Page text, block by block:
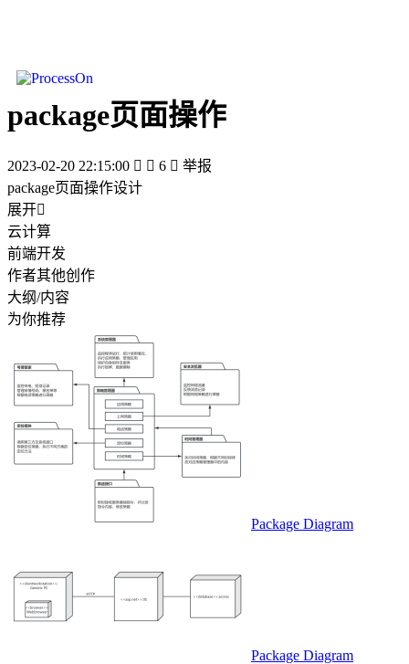
package页面操作
2023-02-20 22:15:00   6  举报
package页面操作设计
展开
云计算
前端开发
作者其他创作
大纲/内容
为你推荐
Package Diagram
Package Diagram